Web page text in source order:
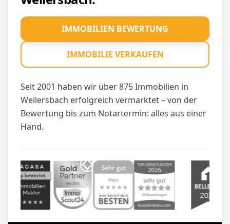
Seit 2001 haben wir über 875 Immobilien in
Weilersbach erfolgreich vermarktet – von der
Bewertung bis zum Notartermin: alles aus einer
Hand.
IMMOBILIEN BEWERTUNG
IMMOBILIE VERKAUFEN